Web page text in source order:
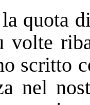
quota
volte
scritto
nel